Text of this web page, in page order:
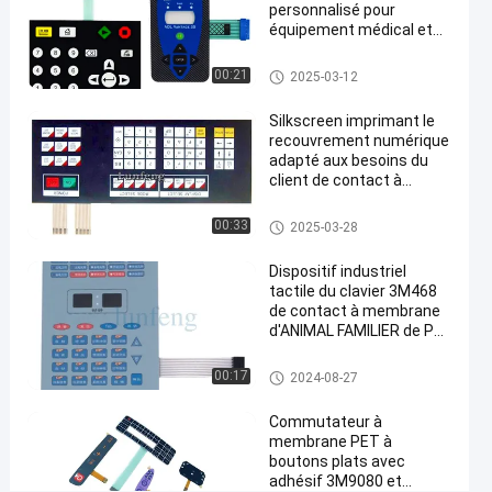
RAL
Contact à
membrane
FAMILIER
2024-
193
de vue
Partager
#
Contact à
d'ANIMAL
FAMILIER
de
Pantone
#
contact à
membrane
adhésif de
00:21
personnalisé pour
équipement médical et
Contact à membrane d'ANIMA
L FAMILIER
2025-03-12
00:33
Silkscreen imprimant le
recouvrement numérique
adapté aux besoins du
client de contact à
FAMILIER de conception
Contact à membrane d'ANIMA
L FAMILIER
2025-03-28
00:17
Dispositif industriel
tactile du clavier 3M468
de contact à membrane
d'ANIMAL FAMILIER de PC
Contact à membrane d'ANIMA
L FAMILIER
2024-08-27
Commutateur à
membrane PET à
boutons plats avec
adhésif 3M9080 et